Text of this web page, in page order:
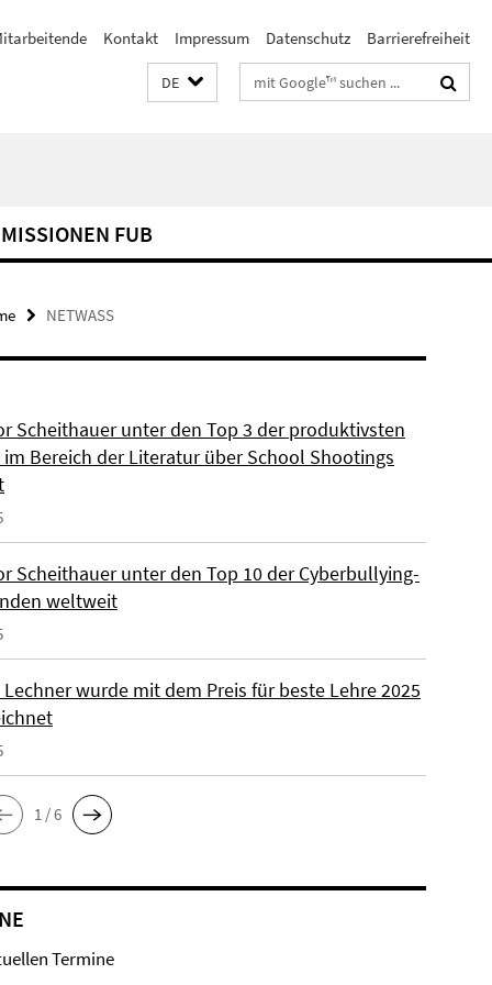
Kontakt Impressum Datenschutz Barrierefreiheit
DE Suchbegriffe
FUB
NETWASS
Scheithauer unter den Top 3 der produktivsten
Bereich der Literatur über School Shootings
Scheithauer unter den Top 10 der Cyberbullying-
weltweit
Lechner wurde mit dem Preis für beste Lehre 2025
1 / 6
Termine